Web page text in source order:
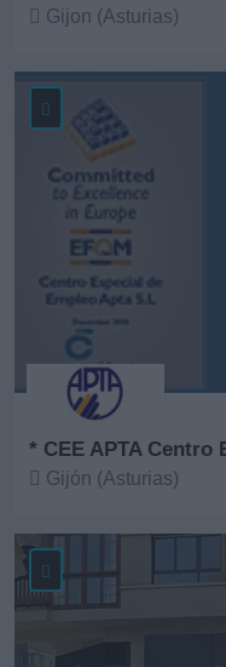
Gijon (Asturias)
* CEE APTA Centro
Gijón (Asturias)